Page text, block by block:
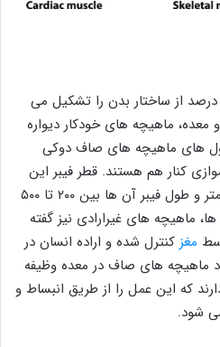
ماهیچه های صاف که در حد ۱۰ درصد از ساختار بدن را تشکیل می
معده، ماهیچه های خودکار دیواره
های ماهیچه های صاف دوکی
کنار هم هستند. قطر فیبر این
نوع از ماهیچه ها ۲ تا ۵ میکرومتر و طول فیبر آن ها بین ۲۰۰ تا ۵۰۰
ماهیچه های غیرارادی نیز گفته
مغز کنترل شده و اراده انسان در
ماهیچه های صاف در معده وظیفه
که این عمل را از طریق انبساط و
شود.